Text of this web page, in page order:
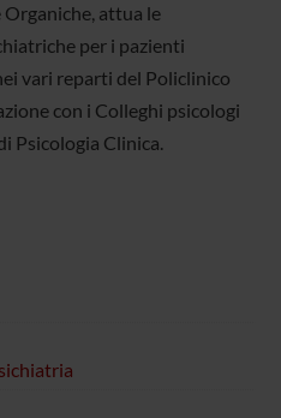
attua le
per i pazienti
vari reparti del Policlinico
con i Colleghi psicologi
Psicologia Clinica.